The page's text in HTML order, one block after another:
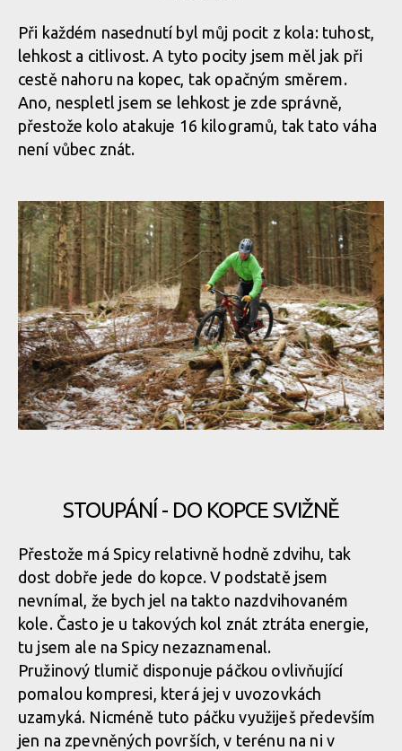
Při každém nasednutí byl můj pocit z kola: tuhost,
lehkost a citlivost. A tyto pocity jsem měl jak při
cestě nahoru na kopec, tak opačným směrem.
Ano, nespletl jsem se lehkost je zde správně,
přestože kolo atakuje 16 kilogramů, tak tato váha
není vůbec znát.
STOUPÁNÍ - DO KOPCE SVIŽNĚ
Přestože má Spicy relativně hodně zdvihu, tak
dost dobře jede do kopce. V podstatě jsem
nevnímal, že bych jel na takto nazdvihovaném
kole. Často je u takových kol znát ztráta energie,
tu jsem ale na Spicy nezaznamenal.
Pružinový tlumič disponuje páčkou ovlivňující
pomalou kompresi, která jej v uvozovkách
uzamyká. Nicméně tuto páčku využiješ především
jen na zpevněných površích, v terénu na ni v